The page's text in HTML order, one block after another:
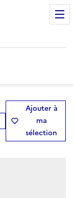
Ajouter à
ma
sélection